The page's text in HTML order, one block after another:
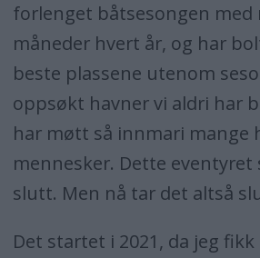
forlenget båtsesongen med
måneder hvert år, og har
beste plassene utenom
oppsøkt havner vi aldri har
har møtt så innmari mange
mennesker. Dette eventyret
slutt. Men nå tar det altså
Det startet i 2021, da jeg fikk